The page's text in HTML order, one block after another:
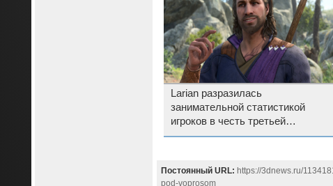
Larian разразилась
занимательной статистикой
игроков в честь третьей
годовщины Baldur’s Gate 3
Постоянный URL: https://3dnews.ru/
pod-voprosom